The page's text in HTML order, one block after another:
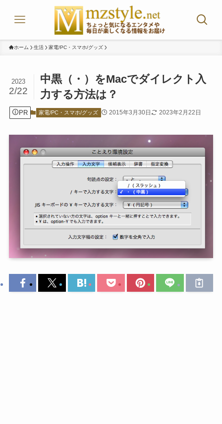
ホーム 生活 家電/PC・スマホ/グッズ
中黒（・）をMacでダイレクト入
力する方法は？
2023
2/22
PR 家電/PC・スマホ/グッズ 2015年3月30日 2023年2月22日